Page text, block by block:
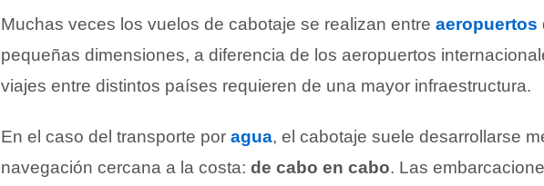
Muchas veces los vuelos de cabotaje se realizan entre aeropuertos
pequeñas dimensiones, a diferencia de los aeropuertos
viajes entre distintos países requieren de una mayor infraestructura.
En el caso del transporte por agua, el cabotaje suele desarrollarse
navegación cercana a la costa: de cabo en cabo. Las